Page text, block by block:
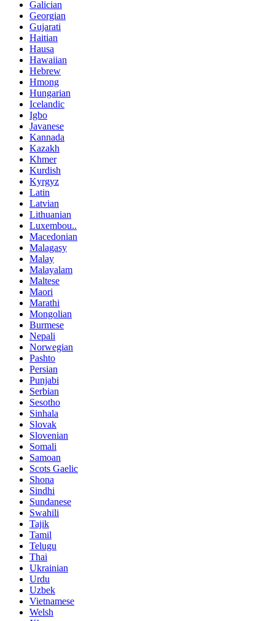
Galician
Georgian
Gujarati
Haitian
Hausa
Hawaiian
Hebrew
Hmong
Hungarian
Icelandic
Igbo
Javanese
Kannada
Kazakh
Khmer
Kurdish
Kyrgyz
Latin
Latvian
Lithuanian
Luxembou..
Macedonian
Malagasy
Malay
Malayalam
Maltese
Maori
Marathi
Mongolian
Burmese
Nepali
Norwegian
Pashto
Persian
Punjabi
Serbian
Sesotho
Sinhala
Slovak
Slovenian
Somali
Samoan
Scots Gaelic
Shona
Sindhi
Sundanese
Swahili
Tajik
Tamil
Telugu
Thai
Ukrainian
Urdu
Uzbek
Vietnamese
Welsh